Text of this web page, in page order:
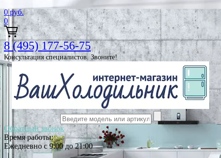
0 руб.
0
8 (495) 177-56-75
Консультация специалистов. Звоните!
Обратный звонок
Время работы:
Ежедневно с 9:00 до 21:00